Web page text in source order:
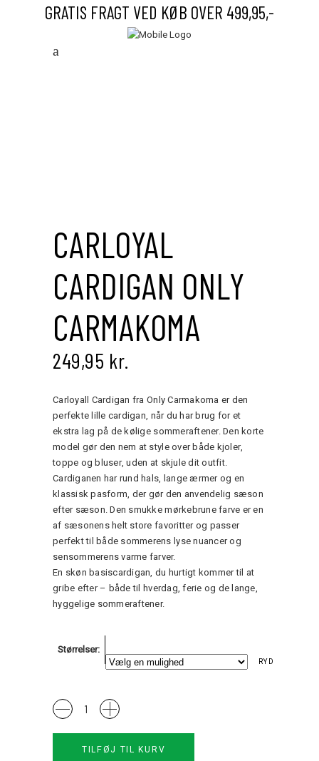
GRATIS FRAGT VED KØB OVER 499,95,-
CARLOYAL
CARDIGAN ONLY
CARMAKOMA
249,95 kr.
Carloyall Cardigan fra Only Carmakoma er den
perfekte lille cardigan, når du har brug for et
ekstra lag på de kølige sommeraftener. Den korte
model gør den nem at style over både kjoler,
toppe og bluser, uden at skjule dit outfit.
Cardiganen har rund hals, lange ærmer og en
klassisk pasform, der gør den anvendelig sæson
efter sæson. Den smukke mørkebrune farve er en
af sæsonens helt store favoritter og passer
perfekt til både sommerens lyse nuancer og
sensommerens varme farver.
En skøn basiscardigan, du hurtigt kommer til at
gribe efter – både til hverdag, ferie og de lange,
hyggelige sommeraftener.
Størrelser
RYD
Carloyal
Cardigan
only
CarmakomaTILFØJ TIL KURV